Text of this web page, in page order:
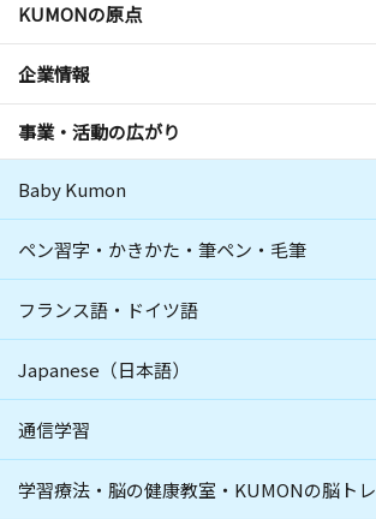
KUMONの原点
企業情報
事業・活動の広がり
Baby Kumon
ペン習字・かきかた・筆ペン・毛筆
フランス語・ドイツ語
Japanese（日本語）
通信学習
学習療法・脳の健康教室・KUMONの脳トレ